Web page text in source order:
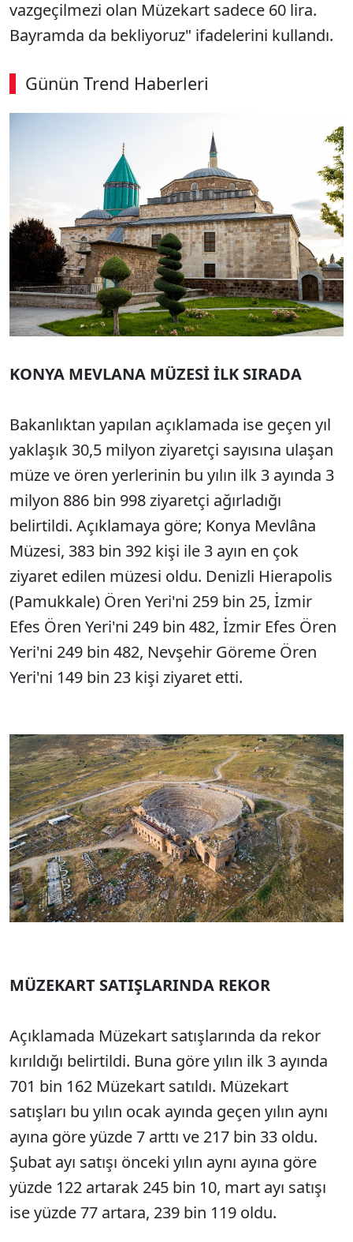
vazgeçilmezi olan Müzekart sadece 60 lira.
Bayramda da bekliyoruz" ifadelerini kullandı.
Günün Trend Haberleri
KONYA MEVLANA MÜZESİ İLK SIRADA
Bakanlıktan yapılan açıklamada ise geçen yıl
yaklaşık 30,5 milyon ziyaretçi sayısına ulaşan
müze ve ören yerlerinin bu yılın ilk 3 ayında 3
milyon 886 bin 998 ziyaretçi ağırladığı
belirtildi. Açıklamaya göre; Konya Mevlâna
Müzesi, 383 bin 392 kişi ile 3 ayın en çok
ziyaret edilen müzesi oldu. Denizli Hierapolis
(Pamukkale) Ören Yeri'ni 259 bin 25, İzmir
Efes Ören Yeri'ni 249 bin 482, İzmir Efes Ören
Yeri'ni 249 bin 482, Nevşehir Göreme Ören
Yeri'ni 149 bin 23 kişi ziyaret etti.
MÜZEKART SATIŞLARINDA REKOR
Açıklamada Müzekart satışlarında da rekor
kırıldığı belirtildi. Buna göre yılın ilk 3 ayında
701 bin 162 Müzekart satıldı. Müzekart
satışları bu yılın ocak ayında geçen yılın aynı
ayına göre yüzde 7 arttı ve 217 bin 33 oldu.
Şubat ayı satışı önceki yılın aynı ayına göre
yüzde 122 artarak 245 bin 10, mart ayı satışı
ise yüzde 77 artara, 239 bin 119 oldu.